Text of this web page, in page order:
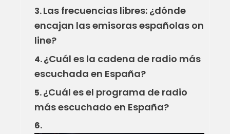
3.Las frecuencias libres: ¿dónde
encajan las emisoras españolas on
line?
4.¿Cuál es la cadena de radio más
escuchada en España?
5.¿Cuál es el programa de radio
más escuchado en España?
6.